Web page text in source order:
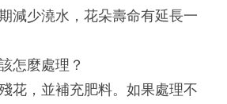
減少澆水，花朵壽命有延長一
怎麼處理？
花，並補充肥料。如果處理不